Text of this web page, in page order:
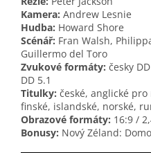
Kamera: Andrew Lesnie
Hudba: Howard Shore
Scénář: Fran Walsh,
Guillermo del Toro
Zvukové formáty: česky
DD 5.1
Titulky: české, anglické
finské, islandské, norské,
Obrazové formáty: 16:9 /
Bonusy: Nový Zéland: